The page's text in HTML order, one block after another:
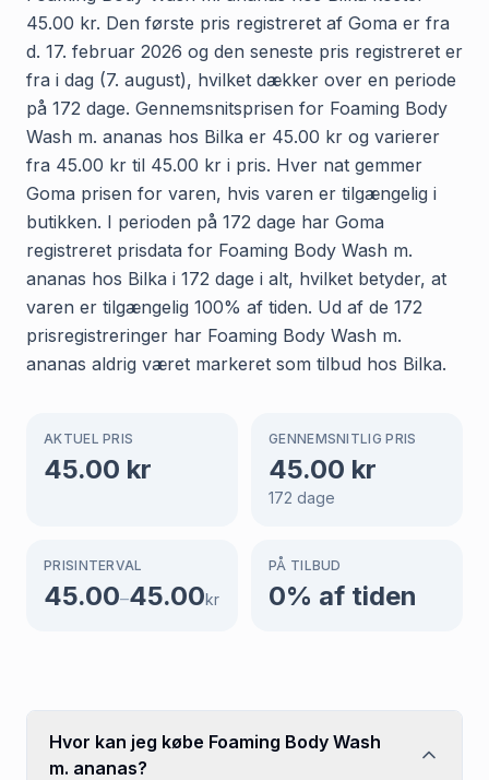
45.00 kr. Den første pris registreret af Goma er fra
d. 17. februar 2026 og den seneste pris registreret er
fra i dag (7. august), hvilket dækker over en periode
på 172 dage. Gennemsnitsprisen for Foaming Body
Wash m. ananas hos Bilka er 45.00 kr og varierer
fra 45.00 kr til 45.00 kr i pris. Hver nat gemmer
Goma prisen for varen, hvis varen er tilgængelig i
butikken. I perioden på 172 dage har Goma
registreret prisdata for Foaming Body Wash m.
ananas hos Bilka i 172 dage i alt, hvilket betyder, at
varen er tilgængelig 100% af tiden. Ud af de 172
prisregistreringer har Foaming Body Wash m.
ananas aldrig været markeret som tilbud hos Bilka.
AKTUEL PRIS
45.00 kr
GENNEMSNITLIG PRIS
45.00 kr
172 dage
PRISINTERVAL
45.00–45.00kr
PÅ TILBUD
0% af tiden
Hvor kan jeg købe Foaming Body Wash
m. ananas?